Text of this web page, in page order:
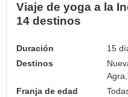
Viaje de yoga a la
14 destinos
Duración
15
Destinos
Agra,
Franja de edad